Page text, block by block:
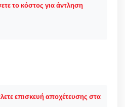
το κόστος για άντληση
επισκευή αποχέτευσης στα